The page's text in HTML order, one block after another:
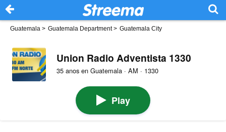
Guatemala > Guatemala Department> Guatemala City
Union Radio Adventista 1330
35 anos en Guatemala · AM · 1330
Play